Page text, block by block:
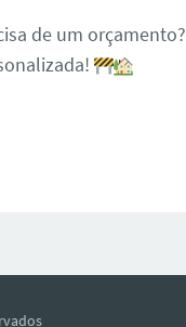
de um orçamento?